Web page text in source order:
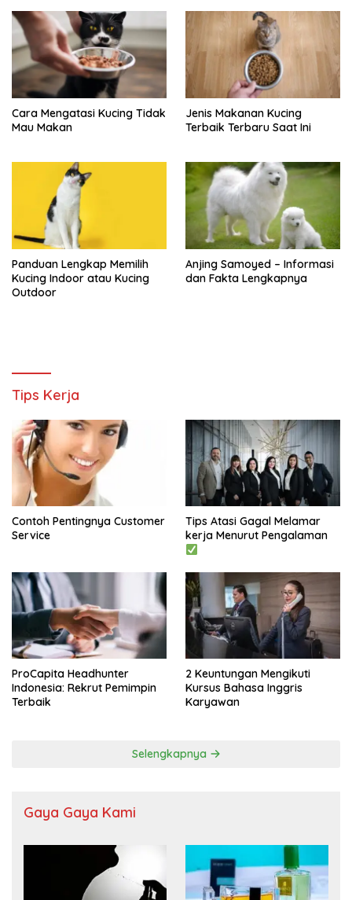
Cara Mengatasi Kucing Tidak
Mau Makan
Jenis Makanan Kucing
Terbaik Terbaru Saat Ini
Panduan Lengkap Memilih
Kucing Indoor atau Kucing
Outdoor
Anjing Samoyed – Informasi
dan Fakta Lengkapnya
Tips Kerja
Contoh Pentingnya Customer
Service
Tips Atasi Gagal Melamar
kerja Menurut Pengalaman
ProCapita Headhunter
Indonesia: Rekrut Pemimpin
Terbaik
2 Keuntungan Mengikuti
Kursus Bahasa Inggris
Karyawan
Selengkapnya
Gaya Gaya Kami